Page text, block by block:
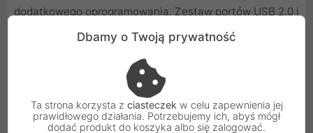
dodatkowego oprogramowania. Zestaw portów USB 2.0 i
szybkiego USB 3.0 zapewnia wszechstronność w
urządzeń peryferyjnych.
Dbamy o Twoją prywatność
Ta strona korzysta z ciasteczek w celu zapewnienia jej
prawidłowego działania. Potrzebujemy ich, abyś mógł
dodać produkt do koszyka albo się zalogować.